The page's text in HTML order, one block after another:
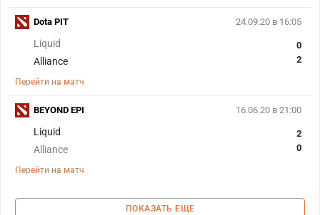
24.09.20 в 16:05
Liquid
Alliance
0
2
Перейти на матч
Dota PIT
16.06.20 в 21:00
Liquid
Alliance
2
0
Перейти на матч
BEYOND EPI
ПОКАЗАТЬ ЕЩЕ